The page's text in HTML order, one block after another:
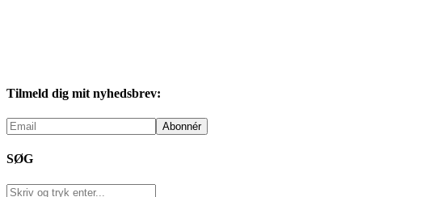
Tilmeld dig mit nyhedsbrev:
SØG